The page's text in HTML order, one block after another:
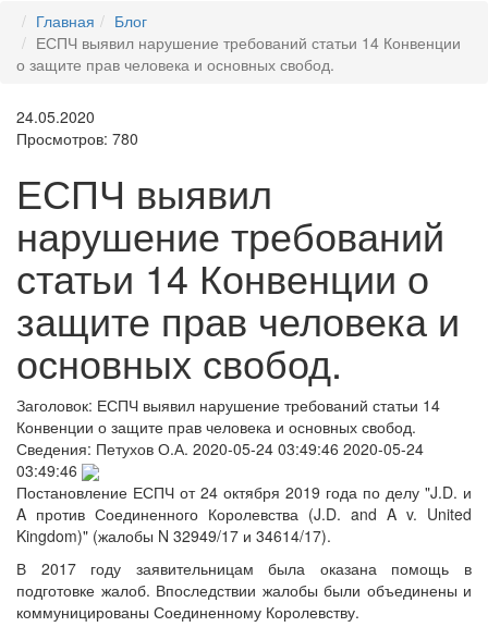
Главная
Блог
ЕСПЧ выявил нарушение требований статьи 14 Конвенции
о защите прав человека и основных свобод.
24.05.2020
Просмотров: 780
ЕСПЧ выявил
нарушение требований
статьи 14 Конвенции о
защите прав человека и
основных свобод.
Заголовок: ЕСПЧ выявил нарушение требований статьи 14
Конвенции о защите прав человека и основных свобод.
Сведения: Петухов О.А. 2020-05-24 03:49:46 2020-05-24
03:49:46
Постановление ЕСПЧ от 24 октября 2019 года по делу "J.D. и
A против Соединенного Королевства (J.D. and A v. United
Kingdom)" (жалобы N 32949/17 и 34614/17).
В 2017 году заявительницам была оказана помощь в
подготовке жалоб. Впоследствии жалобы были объединены и
коммуницированы Соединенному Королевству.